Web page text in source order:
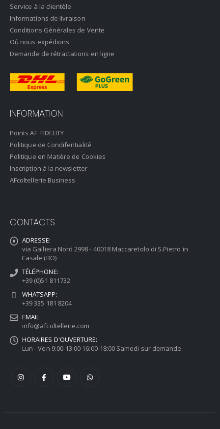
Service à la clientèle
Informations de livraison
Conditions Générales de Vente
Où nous expédions
Demande de rétractations en ligne
INFORMATION
Points AF_FIDELITY
Politique de Condifentialité
Politique en Matière de Cookies
Inscription à la newsletter
AFcoltellerie Business
CONTACTS
ADRESSE:
via Galliera Nord 2998 - 40018 Maccaretolo di S.Pietro in
Casale (BO)
TÉLÉPHONE:
+39 (0)51 811732
WHATSAPP:
+39 335 181 8204
EMAIL:
info@afcoltellerie.com
HORAIRES D'OUVERTURE:
Lun - Ven 9:00-13:00 16:00-18:00 Samedi sur demande